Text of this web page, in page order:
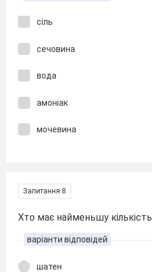
сіль
сечовина
вода
амоніак
мочевина
Запитання 8
Хто має найменьшу
варіанти відповідей
шатен